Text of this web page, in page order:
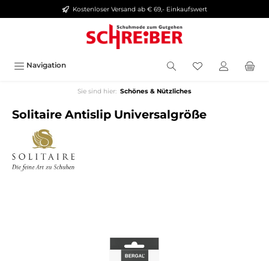
springen Kostenloser Versand ab € 69,- Einkaufswert
Navigation
Sie sind hier: Schönes & Nützliches
Solitaire Antislip Universalgröße